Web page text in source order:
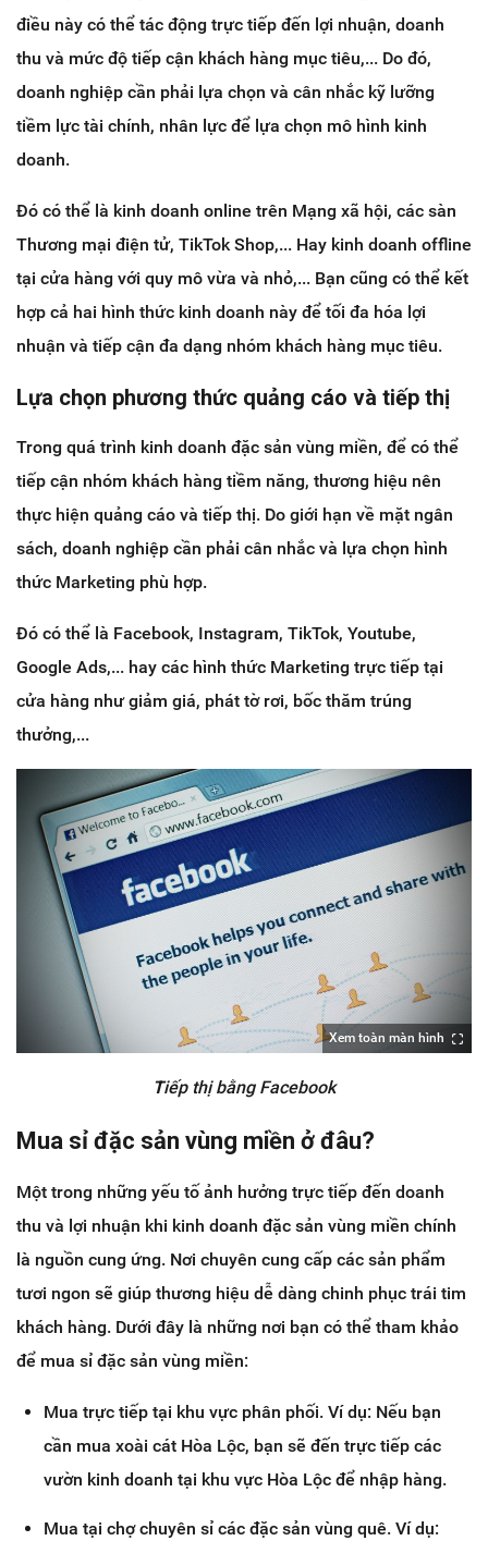
điều này có thể tác động trực tiếp đến lợi nhuận, doanh
thu và mức độ tiếp cận khách hàng mục tiêu,... Do đó,
doanh nghiệp cần phải lựa chọn và cân nhắc kỹ lưỡng
tiềm lực tài chính, nhân lực để lựa chọn mô hình kinh
doanh.
Đó có thể là kinh doanh online trên Mạng xã hội, các sàn
Thương mại điện tử, TikTok Shop,... Hay kinh doanh offline
tại cửa hàng với quy mô vừa và nhỏ,... Bạn cũng có thể kết
hợp cả hai hình thức kinh doanh này để tối đa hóa lợi
nhuận và tiếp cận đa dạng nhóm khách hàng mục tiêu.
Lựa chọn phương thức quảng cáo và tiếp thị
Trong quá trình kinh doanh đặc sản vùng miền, để có thể
tiếp cận nhóm khách hàng tiềm năng, thương hiệu nên
thực hiện quảng cáo và tiếp thị. Do giới hạn về mặt ngân
sách, doanh nghiệp cần phải cân nhắc và lựa chọn hình
thức Marketing phù hợp.
Đó có thể là Facebook, Instagram, TikTok, Youtube,
Google Ads,... hay các hình thức Marketing trực tiếp tại
cửa hàng như giảm giá, phát tờ rơi, bốc thăm trúng
thưởng,...
Xem toàn màn hình
Tiếp thị bằng Facebook
Mua sỉ đặc sản vùng miền ở đâu?
Một trong những yếu tố ảnh hưởng trực tiếp đến doanh
thu và lợi nhuận khi kinh doanh đặc sản vùng miền chính
là nguồn cung ứng. Nơi chuyên cung cấp các sản phẩm
tươi ngon sẽ giúp thương hiệu dễ dàng chinh phục trái tim
khách hàng. Dưới đây là những nơi bạn có thể tham khảo
để mua sỉ đặc sản vùng miền:
Mua trực tiếp tại khu vực phân phối. Ví dụ: Nếu bạn
cần mua xoài cát Hòa Lộc, bạn sẽ đến trực tiếp các
vườn kinh doanh tại khu vực Hòa Lộc để nhập hàng.
Mua tại chợ chuyên sỉ các đặc sản vùng quê. Ví dụ: